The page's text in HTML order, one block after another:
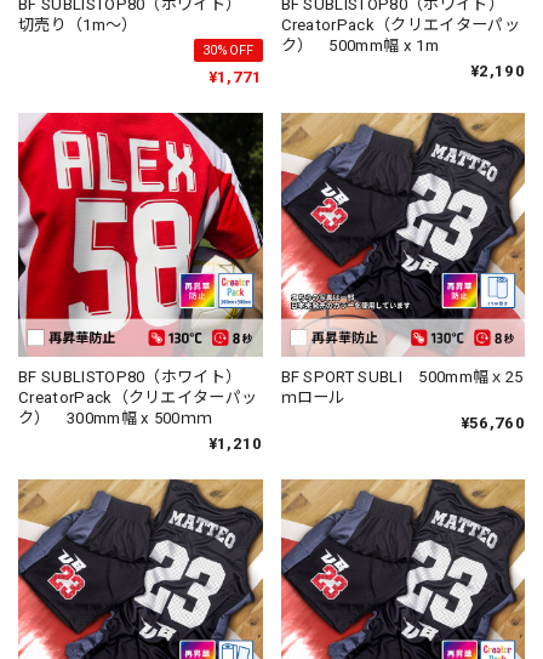
BF SUBLISTOP80（ホワイト）
切売り（1m～）
30%OFF
¥1,771
BF SUBLISTOP80（ホワイト）
CreatorPack（クリエイターパッ
ク） 500mm幅 x 1m
¥2,190
BF SUBLISTOP80（ホワイト）
CreatorPack（クリエイターパッ
ク） 300mm幅 x 500ｍｍ
¥1,210
BF SPORT SUBLI 500mm幅ｘ25
ｍロール
¥56,760